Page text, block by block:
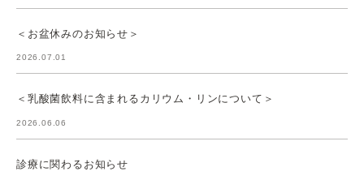
＜お盆休みのお知らせ＞
2026.07.01
＜乳酸菌飲料に含まれるカリウム・リンについて＞
2026.06.06
診療に関わるお知らせ